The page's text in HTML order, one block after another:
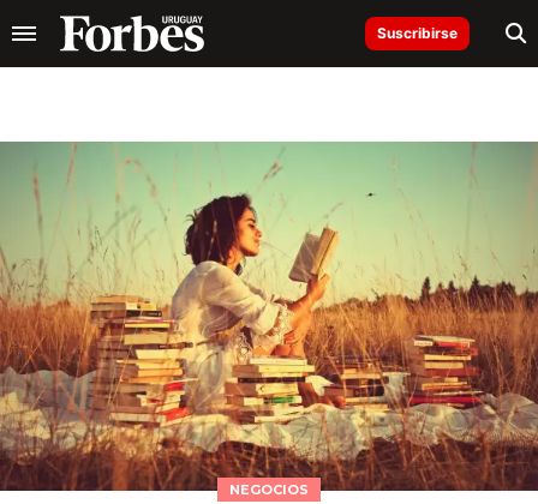
Suscribirse
NEGOCIOS